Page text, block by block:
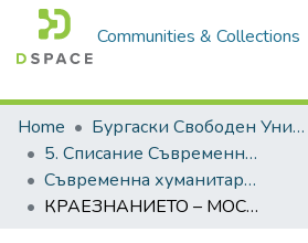
Communities & Collections
Home
Бургаски Свободен Университет | Burgas Free University
5. Списание Съвременна хуманитаристика | Journal of Contemporary Humanitaristics
Съвременна хуманитаристика, 2025, Брой 2
КРАЕЗНАНИЕТО – МОСТ МЕЖДУ ТРАДИЦИИ И ИНОВАЦИИ